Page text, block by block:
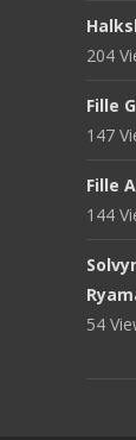
204
Fille
147
Fille
144
54